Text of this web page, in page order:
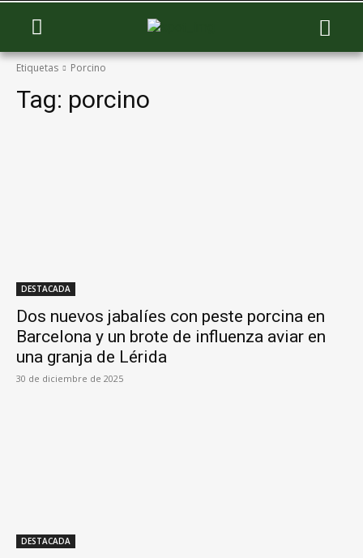
Etiquetas Porcino
Tag: porcino
DESTACADA
Dos nuevos jabalíes con peste porcina en
Barcelona y un brote de influenza aviar en
una granja de Lérida
30 de diciembre de 2025
DESTACADA